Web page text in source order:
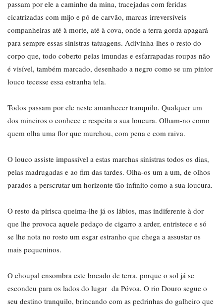
passam por ele a caminho da mina, tracejadas com feridas
cicatrizadas com mijo e pó de carvão, marcas irreversíveis
companheiras até à morte, até à cova, onde a terra gorda apagará
para sempre essas sinistras tatuagens. Adivinha-lhes o resto do
corpo que, todo coberto pelas imundas e esfarrapadas roupas não
é visível, também marcado, desenhado a negro como se um pintor
louco tecesse essa estranha tela.
Todos passam por ele neste amanhecer tranquilo. Qualquer um
dos mineiros o conhece e respeita a sua loucura. Olham-no como
quem olha uma flor que murchou, com pena e com raiva.
O louco assiste impassível a estas marchas sinistras todos os dias,
pelas madrugadas e ao fim das tardes. Olha-os um a um, de olhos
parados a perscrutar um horizonte tão infinito como a sua loucura.
O resto da pirisca queima-lhe já os lábios, mas indiferente à dor
que lhe provoca aquele pedaço de cigarro a arder, entristece e só
se lhe nota no rosto um esgar estranho que chega a assustar os
mais pequeninos.
O choupal ensombra este bocado de terra, porque o sol já se
escondeu para os lados do lugar da Póvoa. O rio Douro segue o
seu destino tranquilo, brincando com as pedrinhas do galheiro que